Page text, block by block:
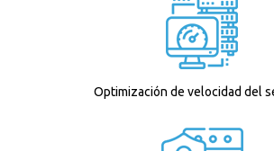
Optimización de velocidad del